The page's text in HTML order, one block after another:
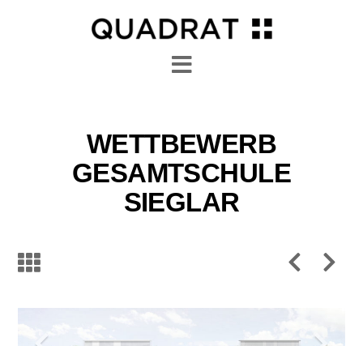
Navigation
WETTBEWERB
GESAMTSCHULE
SIEGLAR